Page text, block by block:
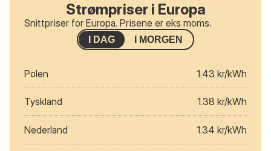
Strømpriser i Europa
Snittpriser for Europa. Prisene er eks moms.
I DAG I MORGEN
Polen 1.43 kr/kWh
Tyskland 1.38 kr/kWh
Nederland 1.34 kr/kWh